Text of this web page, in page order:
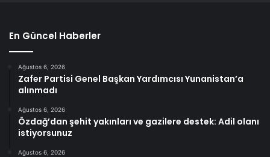
En Güncel Haberler
Ağustos 6, 2026
Zafer Partisi Genel Başkan Yardımcısı Yunanistan’a
alınmadı
Ağustos 6, 2026
Özdağ’dan şehit yakınları ve gazilere destek: Adil olanı
istiyorsunuz
Ağustos 6, 2026